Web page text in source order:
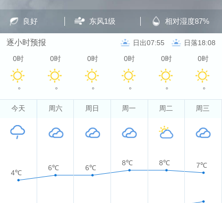
良好 东风1级 相对湿度87%
逐小时预报 日出07:55 日落18:08
0时
°
0时
°
0时
°
0时
°
0时
°
0时
°
今天 周六 周日 周一 周二 周三
4℃
6℃ 6℃
8℃ 8℃ 7℃